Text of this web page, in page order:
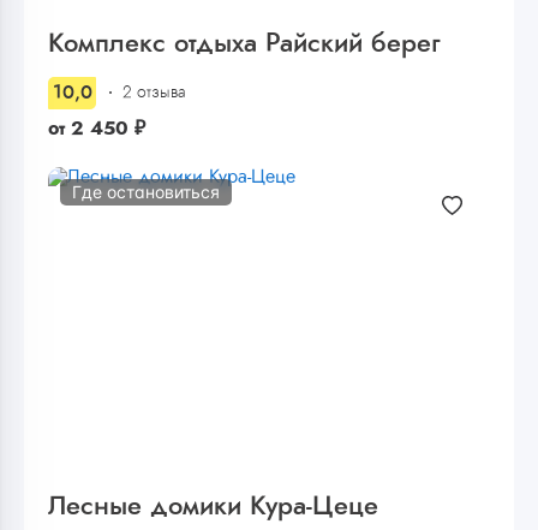
Комплекс отдыха Райский берег
10,0 2 отзыва
от 2 450 ₽
Где остановиться
Лесные домики Кура-Цеце